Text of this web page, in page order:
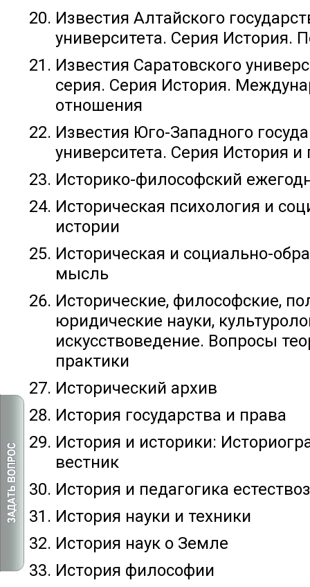
Известия Алтайского
университета. Серия История.
Известия Саратовского
серия. Серия История.
отношения
Известия Юго-Западного
университета. Серия История и
Историко-философский
Историческая психология и
истории
Историческая и социально-
мысль
Исторические, философские,
юридические науки,
искусствоведение. Вопросы
практики
Исторический архив
История государства и права
История и историки:
вестник
История и педагогика
История науки и техники
История наук о Земле
История философии